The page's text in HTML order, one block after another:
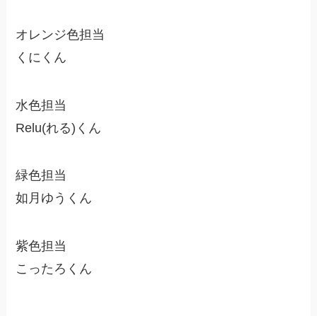
オレンジ色担当
くにくん
水色担当
Relu(れる)くん
緑色担当
如月ゆうくん
紫色担当
こったろくん